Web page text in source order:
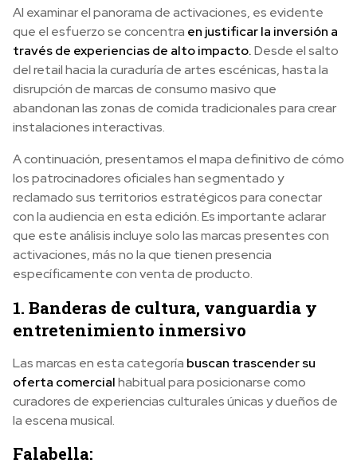
Al examinar el panorama de activaciones, es evidente
que el esfuerzo se concentra en justificar la inversión a
través de experiencias de alto impacto.Desde el salto
del retail hacia la curaduría de artes escénicas, hasta la
disrupción de marcas de consumo masivo que
abandonan las zonas de comida tradicionales para crear
instalaciones interactivas.
A continuación, presentamos el mapa definitivo de cómo
los patrocinadores oficiales han segmentado y
reclamado sus territorios estratégicos para conectar
con la audiencia en esta edición. Es importante aclarar
que este análisis incluye solo las marcas presentes con
activaciones, más no la que tienen presencia
específicamente con venta de producto.
1. Banderas de cultura, vanguardia y
entretenimiento inmersivo
Las marcas en esta categoría buscan trascender su
oferta comercialhabitual para posicionarse como
curadores de experiencias culturales únicas y dueños de
la escena musical.
Falabella: